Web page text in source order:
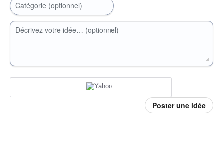
Catégorie (optionnel)
Décrivez votre idée… (optionnel)
Poster une idée